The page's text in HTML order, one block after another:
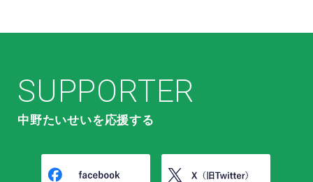
SUPPORTER
中野たいせいを応援する